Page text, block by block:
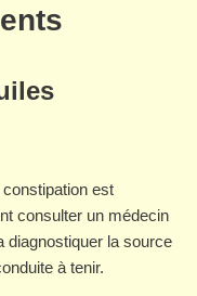
est
consulter un médecin
diagnostiquer la source
à tenir.